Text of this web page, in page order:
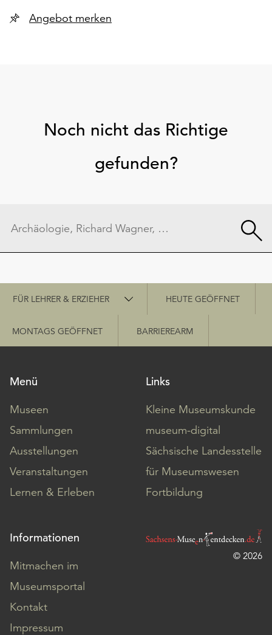
Angebot merken
Noch nicht das Richtige
gefunden?
Schnellzugriff
FÜR LEHRER & ERZIEHER HEUTE GEÖFFNET
MONTAGS GEÖFFNET BARRIEREARM
Menü
Museen
Sammlungen
Ausstellungen
Veranstaltungen
Lernen & Erleben
Links
Kleine Museumskunde
museum-digital
Sächsische Landesstelle
für Museumswesen
Fortbildung
Informationen
Mitmachen im
Museumsportal
Kontakt
Impressum
© 2026